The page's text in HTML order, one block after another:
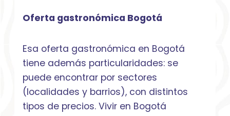
Oferta gastronómica Bogotá
Esa oferta gastronómica en Bogotá
tiene además particularidades: se
puede encontrar por sectores
(localidades y barrios), con distintos
tipos de precios. Vivir en Bogotá